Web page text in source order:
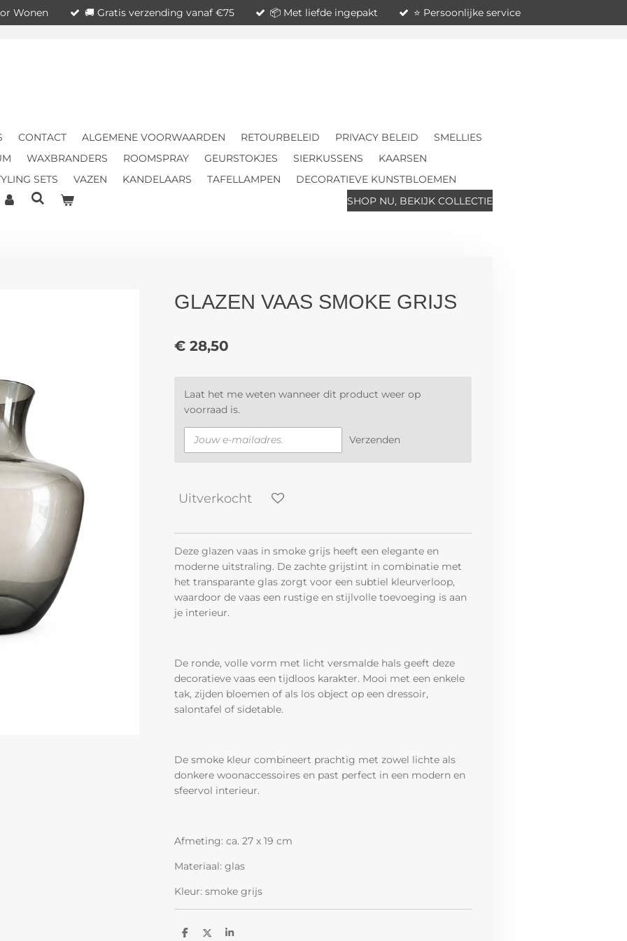
Wonen 🚚 Gratis verzending vanaf €75 📦 Met liefde ingepakt ⭐ Persoonlijke service
CONTACT ALGEMENE VOORWAARDEN RETOURBELEID PRIVACY BELEID
SMELLIES
WAXBRANDERS ROOMSPRAY GEURSTOKJES SIERKUSSENS
KAARSEN
SETS
VAZEN KANDELAARS TAFELLAMPEN
DECORATIEVE KUNSTBLOEMEN
SHOP NU, BEKIJK COLLECTIE
GLAZEN VAAS SMOKE GRIJS
€ 28,50
Laat het me weten wanneer dit product weer op
voorraad is.
Verzenden
Uitverkocht
Deze glazen vaas in smoke grijs heeft een elegante en
moderne uitstraling. De zachte grijstint in combinatie met
het transparante glas zorgt voor een subtiel kleurverloop,
waardoor de vaas een rustige en stijlvolle toevoeging is aan
je interieur.
De ronde, volle vorm met licht versmalde hals geeft deze
decoratieve vaas een tijdloos karakter. Mooi met een enkele
tak, zijden bloemen of als los object op een dressoir,
salontafel of sidetable.
De smoke kleur combineert prachtig met zowel lichte als
donkere woonaccessoires en past perfect in een modern en
sfeervol interieur.
Afmeting: ca. 27 x 19 cm
Materiaal: glas
Kleur: smoke grijs
D
D
S